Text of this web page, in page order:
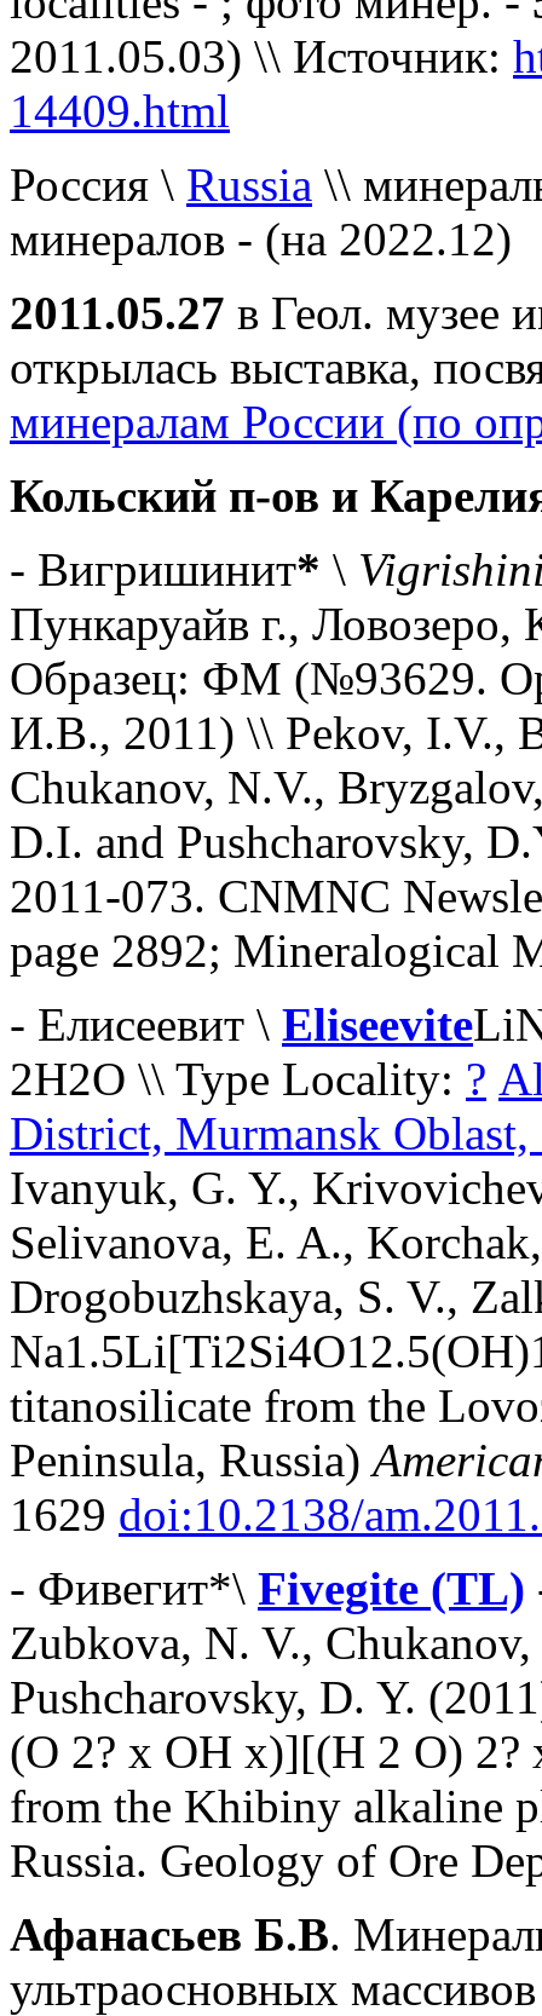
2011.05.03) \\ Источник:
14409.html
Россия \ Russia \\
минералов - (на 2022.12)
2011.05.27 в Геол.
открылась выставка,
минералам России (по
Кольский п-ов и
- Вигришинит* \
Пункаруайв г., Ловозеро,
Образец: ФМ (№93629.
И.В., 2011) \\ Pekov, I.V.,
Chukanov, N.V.,
D.I. and Pushcharovsky,
2011-073. CNMNC
page 2892; Mineralogical
- Елисеевит \ Eliseevite
2H2O \\ Type Locality: ?
District, Murmansk Oblast,
Ivanyuk, G. Y.,
Selivanova, E. A.,
Drogobuzhskaya, S. V.,
titanosilicate from the
Peninsula, Russia)
1629 doi:10.2138/
- Фивегит*\ Fivegite (TL)
Zubkova, N. V.,
Pushcharovsky, D. Y.
(O 2? x OH x)][(H 2 O) 2?
from the Khibiny alkaline
Russia. Geology of Ore
Афанасьев Б.В.
ультраосновных